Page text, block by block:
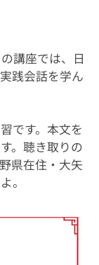
講座では、日
践会話を学ん
です。本文を
。聴き取りの
県在住・大矢
。